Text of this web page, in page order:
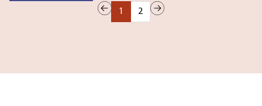
1 2